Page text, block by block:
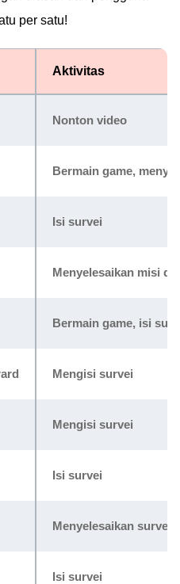
per satu!
Aktivitas
Nonton video
Bermain game,
Isi survei
Menyelesaikan misi
Bermain game, isi
Mengisi survei
Mengisi survei
Isi survei
Menyelesaikan survei
Isi survei